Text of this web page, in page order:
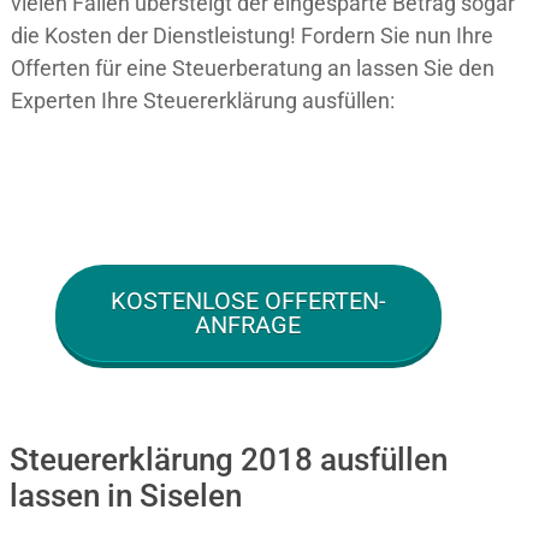
die Kosten der Dienstleistung! Fordern Sie nun Ihre
Offerten für eine Steuerberatung an lassen Sie den
Experten Ihre Steuererklärung ausfüllen:
KOSTENLOSE OFFERTEN-
ANFRAGE
Steuererklärung 2018 ausfüllen
lassen in Siselen